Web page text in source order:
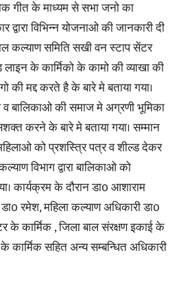
गीत के माध्यम से सभा जनो का
द्वारा विभिन्न योजनाओ की जानकारी दी
कल्याण समिति सखी वन स्टाप सेंटर
के कार्मिको के कामो की व्याखा की
की मद्द करते है के बारे मे बताया गया।
व बालिकाओ की समाज मे अग्रणी भूमिका
करने के बारे मे बताया गया। सम्मान
को प्रशस्त्रि पत्र व शील्ड देकर
विभाग द्वारा बालिकाओ को
कार्यक्रम के दौरान डा0 आशाराम
रमेश, महिला कल्याण अधिकारी डा0
के कार्मिक , जिला बाल संरक्षण इकाई के
कार्मिक सहित अन्य सम्बन्धित अधिकारी